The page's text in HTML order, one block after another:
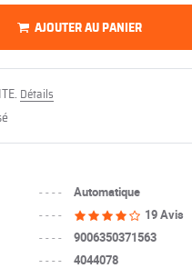
AJOUTER AU PANIER
Détails
----
Automatique
----
19 Avis
----
9006350371563
---- 4044078